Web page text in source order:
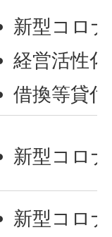
新型コロ
経営活性
借換等貸
新型コロ
新型コロ